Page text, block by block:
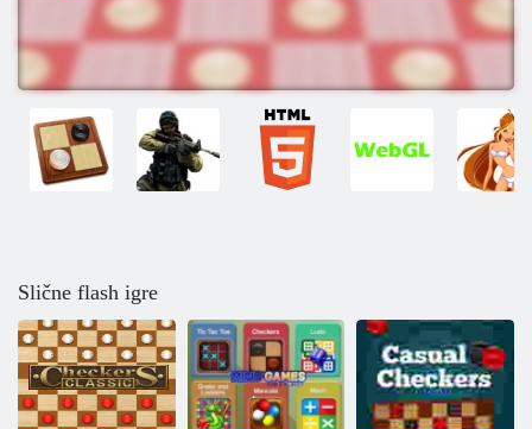
Slične flash igre